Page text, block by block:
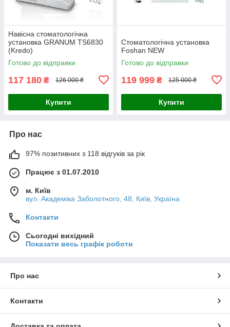
Навісна стоматологічна
установка GRANUM TS6830
(Kredo)
Готово до відправки
117 180 ₴ 126 000 ₴
Купити
Стоматологічна установка
Foshan NEW
Готово до відправки
119 999 ₴ 125 000 ₴
Купити
Про нас
97% позитивних з 118 відгуків за рік
Працює з 01.07.2010
м. Київ
вул. Академіка Заболотного, 48, Київ, Україна
Контакти
Сьогодні вихідний
Показати весь графік роботи
Про нас
Контакти